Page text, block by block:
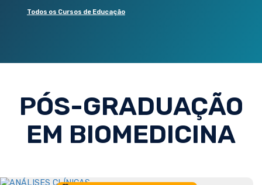
Todos os Cursos de Educação
PÓS-GRADUAÇÃO
EM BIOMEDICINA